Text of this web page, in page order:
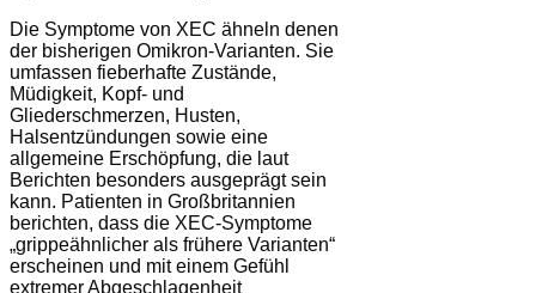
Die Symptome von XEC ähneln denen
der bisherigen Omikron-Varianten. Sie
umfassen fieberhafte Zustände,
Müdigkeit, Kopf- und
Gliederschmerzen, Husten,
Halsentzündungen sowie eine
allgemeine Erschöpfung, die laut
Berichten besonders ausgeprägt sein
kann. Patienten in Großbritannien
berichten, dass die XEC-Symptome
„grippeähnlicher als frühere Varianten“
erscheinen und mit einem Gefühl
extremer Abgeschlagenheit